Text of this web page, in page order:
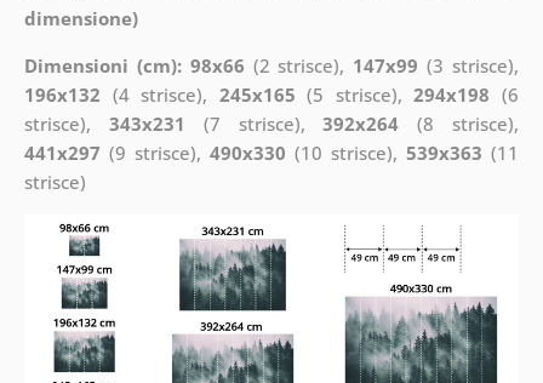
dimensione)
Dimensioni (cm): 98x66 (2 strisce), 147x99 (3 strisce),
196x132 (4 strisce), 245x165 (5 strisce),294x198 (6
strisce), 343x231 (7 strisce),392x264 (8 strisce),
441x297 (9 strisce), 490x330 (10 strisce),539x363 (11
strisce)